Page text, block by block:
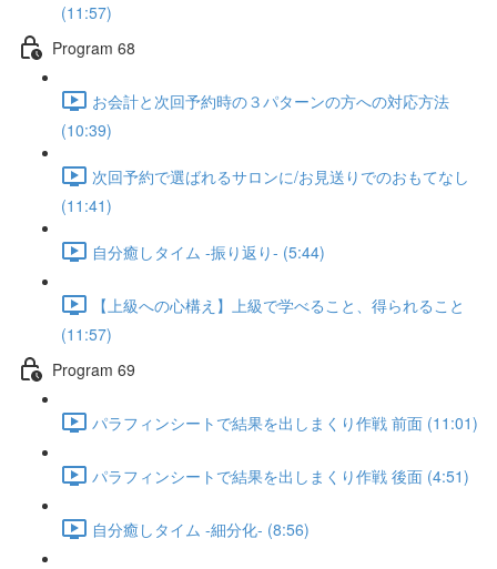
(11:57)
Program 68
お会計と次回予約時の３パターンの方への対応方法
(10:39)
次回予約で選ばれるサロンに/お見送りでのおもてなし
(11:41)
自分癒しタイム -振り返り- (5:44)
【上級への心構え】上級で学べること、得られること
(11:57)
Program 69
パラフィンシートで結果を出しまくり作戦 前面 (11:01)
パラフィンシートで結果を出しまくり作戦 後面 (4:51)
自分癒しタイム -細分化- (8:56)